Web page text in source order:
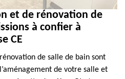
et de rénovation de
à confier à
CE
de salle de bain sont
de votre salle et